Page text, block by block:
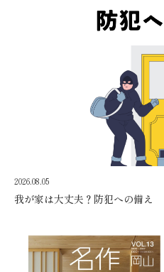
2026.08.05
我が家は大丈夫？防犯への備え